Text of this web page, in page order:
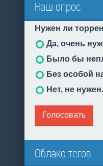
Наш опрос
Нужен ли
Да, очень
Было бы
Без особой
Нет, не нужен.
Голосовать
Облако тегов